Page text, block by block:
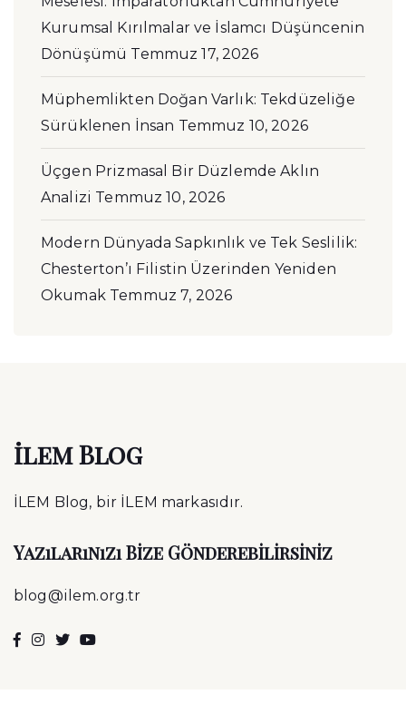
Kurumsal Kırılmalar ve İslamcı Düşüncenin
Dönüşümü Temmuz 17, 2026
Müphemlikten Doğan Varlık: Tekdüzeliğe
Sürüklenen İnsan Temmuz 10, 2026
Üçgen Prizmasal Bir Düzlemde Aklın
Analizi Temmuz 10, 2026
Modern Dünyada Sapkınlık ve Tek Seslilik:
Chesterton’ı Filistin Üzerinden Yeniden
Okumak Temmuz 7, 2026
ilem Blog
İLEM Blog, bir İLEM markasıdır.
Yazılarınızı Bize Gönderebilirsiniz
blog@ilem.org.tr